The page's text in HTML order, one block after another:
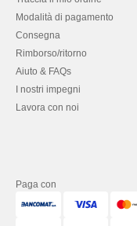
Modalità di pagamento
Consegna
Rimborso/ritorno
Aiuto & FAQs
I nostri impegni
Lavora con noi
Paga con